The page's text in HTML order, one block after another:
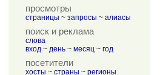
просмотры
страницы ~ запросы ~ алиасы
поиск и реклама
слова
вход ~ день ~ месяц ~ год
посетители
хосты ~ страны ~ регионы